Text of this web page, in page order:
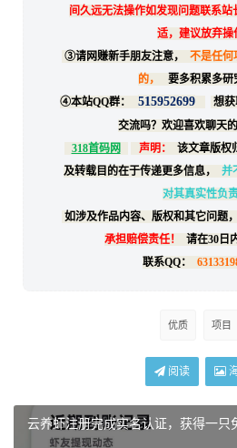
间久远无法操作如发现问题联系站
适，建议放弃操
③请网赚新手朋友注意，
不是任何
的，
要多积累多研
④本站QQ群：
515952699
想
交流吗？欢迎喜欢聊天的
318首码网
声明：
该文章版权
及转载目的在于传递更多信息，
并
对其真实性负责
如涉及作品内容、版权和其它问题，
承担赔偿责任！
请在30日
联系QQ：
优质 项目
阅读
云养虾注册完成实名认证，获得一只